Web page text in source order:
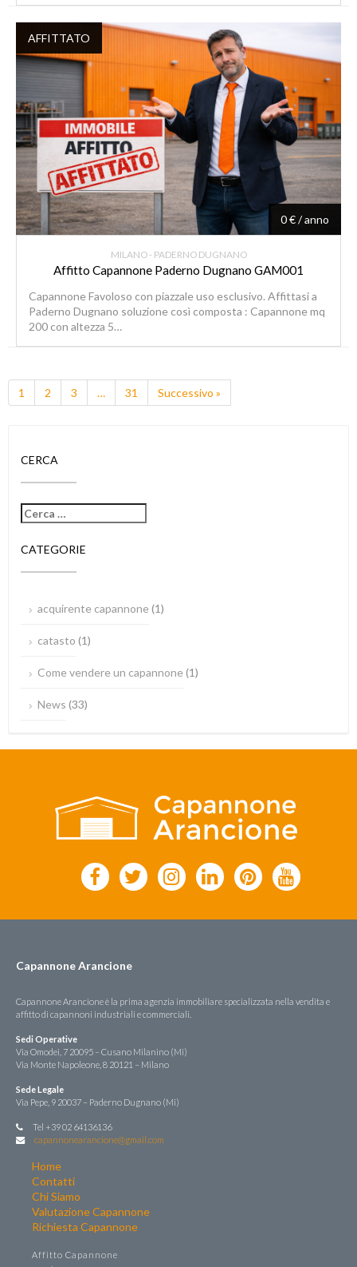
AFFITTATO
0 € / anno
MILANO - PADERNO DUGNANO
Affitto Capannone Paderno Dugnano GAM001
Capannone Favoloso con piazzale uso esclusivo. Affittasi a
Paderno Dugnano soluzione così composta : Capannone mq
200 con altezza 5…
1 2 3 … 31 Successivo »
CERCA
CATEGORIE
acquirente capannone (1)
catasto (1)
Come vendere un capannone (1)
News (33)
Capannone Arancione
Capannone Arancione è la prima agenzia immobiliare specializzata nella vendita e
affitto di capannoni industriali e commerciali.
Sedi Operative
Via Omodei, 7 20095 – Cusano Milanino (Mi)
Via Monte Napoleone, 8 20121 – Milano
Sede Legale
Via Pepe, 9 20037 – Paderno Dugnano (Mi)
Tel +39 02 64136136
capannonearancione@gmail.com
Home
Contatti
Chi Siamo
Valutazione Capannone
Richiesta Capannone
Affitto Capannone